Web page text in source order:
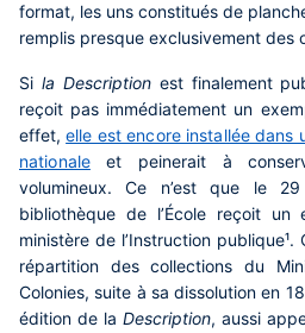
format, les uns constitués de
remplis presque exclusivement des
Si la Descriptionest finalement
reçoit pas immédiatement un
effet,elle est encore installée dans
nationaleet peinerait à
volumineux. Ce n’est que le
bibliothèque de l’École reçoit
ministère de l’Instruction
répartition des collections du
Colonies, suite à sa dissolution en
édition de la Description, aussi